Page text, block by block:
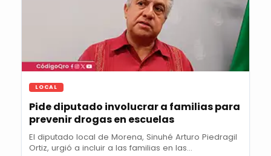
LOCAL
Pide diputado involucrar a familias para
prevenir drogas en escuelas
El diputado local de Morena, Sinuhé Arturo Piedragil
Ortiz, urgió a incluir a las familias en las...